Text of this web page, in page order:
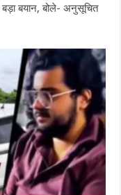
बड़ा बयान, बोले- अनुसूचित